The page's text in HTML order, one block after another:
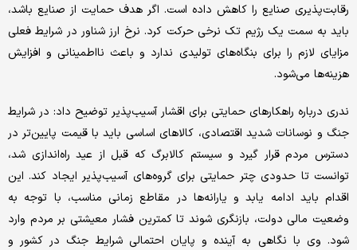
رقابت‌پذیری صنایع را کاهش داده است. اگر هدف حمایت از صنایع باشد،
باید به سمت یک رژیم تک ‌نرخی حرکت کرد. نرخ ارز شناور در شرایط فعلی
مزایای لازم را برای بنگاه‌های تولیدی ندارد و باعث نااطمینانی و افزایش
هزینه‌ها می‌شود.
ندری درباره راهکارهای حمایتی برای اقشار آسیب‌پذیر توضیح داد: در شرایط
جنگ و نوسانات شدید اقتصادی، کالاهای اساسی باید با قیمت پایین‌تر در
دسترس مردم قرار گیرد و سیستم کالابرگ که قبل از عید راه‌اندازی شد،
توانست تا حدودی چتر حمایتی برای گروه‌های آسیب‌پذیر ایجاد کند. این
اقدام باید ادامه یابد و یارانه‌ها در مقاطع زمانی مناسب، با توجه به
وضعیت مالی دولت، بازنگری شوند تا کمترین فشار معیشتی بر مردم وارد
شود. وی با نگاهی به آینده و پایان احتمالی شرایط جنگ در کشور و